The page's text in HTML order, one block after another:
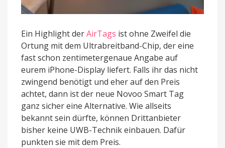
Ein Highlight derAirTags ist ohne Zweifel die
Ortung mit dem Ultrabreitband-Chip, der eine
fast schon zentimetergenaue Angabe auf
eurem iPhone-Display liefert. Falls ihr das nicht
zwingend benötigt und eher auf den Preis
achtet, dann ist der neue Novoo Smart Tag
ganz sicher eine Alternative. Wie allseits
bekannt sein dürfte, können Drittanbieter
bisher keine UWB-Technik einbauen. Dafür
punkten sie mit dem Preis.